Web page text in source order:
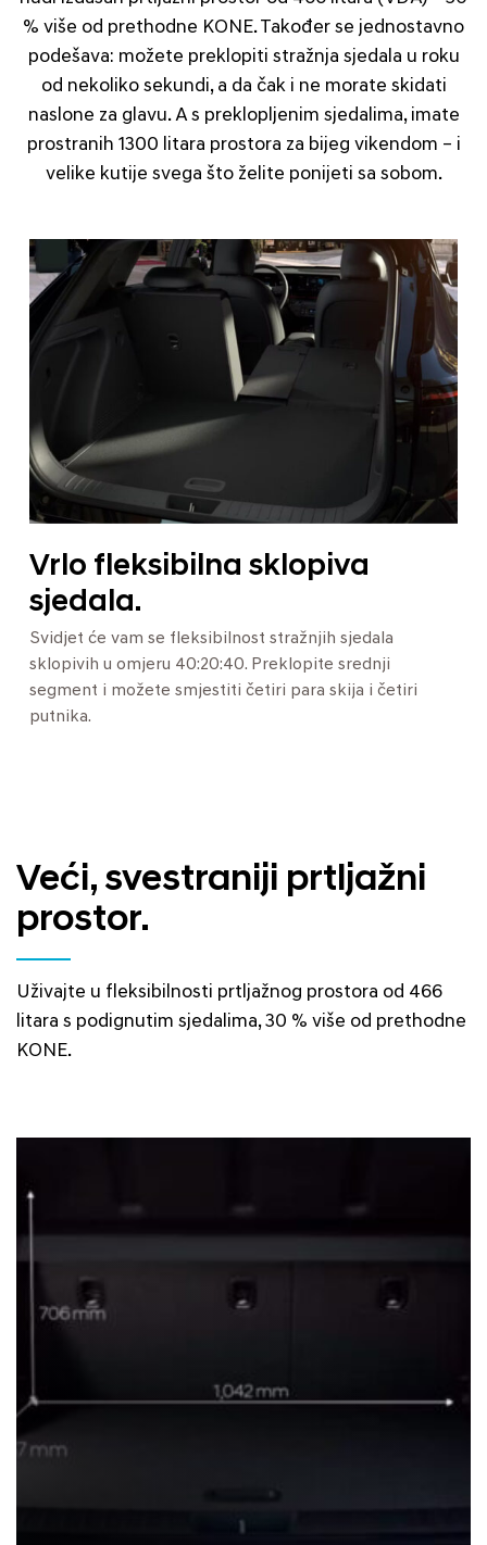
% više od prethodne KONE. Također se jednostavno
podešava: možete preklopiti stražnja sjedala u roku
od nekoliko sekundi, a da čak i ne morate skidati
naslone za glavu. A s preklopljenim sjedalima, imate
prostranih 1300 litara prostora za bijeg vikendom – i
velike kutije svega što želite ponijeti sa sobom.
Vrlo fleksibilna sklopiva
sjedala.
Svidjet će vam se fleksibilnost stražnjih sjedala
sklopivih u omjeru 40:20:40. Preklopite srednji
segment i možete smjestiti četiri para skija i četiri
putnika.
Veći, svestraniji prtljažni
prostor.
Uživajte u fleksibilnosti prtljažnog prostora od 466
litara s podignutim sjedalima, 30 % više od prethodne
KONE.